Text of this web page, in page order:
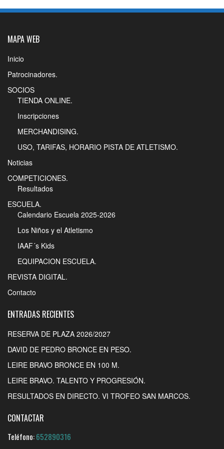
MAPA WEB
Inicio
Patrocinadores.
SOCIOS
TIENDA ONLINE.
Inscripciones
MERCHANDISING.
USO, TARIFAS, HORARIO PISTA DE ATLETISMO.
Noticias
COMPETICIONES.
Resultados
ESCUELA.
Calendario Escuela 2025-2026
Los Niños y el Atletismo
IAAF´s Kids
EQUIPACION ESCUELA.
REVISTA DIGITAL.
Contacto
ENTRADAS RECIENTES
RESERVA DE PLAZA 2026/2027
DAVID DE PEDRO BRONCE EN PESO.
LEIRE BRAVO BRONCE EN 100 M.
LEIRE BRAVO. TALENTO Y PROGRESIÓN.
RESULTADOS EN DIRECTO. VI TROFEO SAN MARCOS.
CONTACTAR
Teléfono:652890316